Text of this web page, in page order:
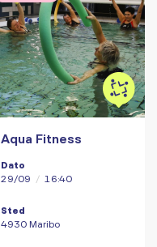
Aqua Fitness
Dato
29/09 / 16:40
Sted
4930 Maribo